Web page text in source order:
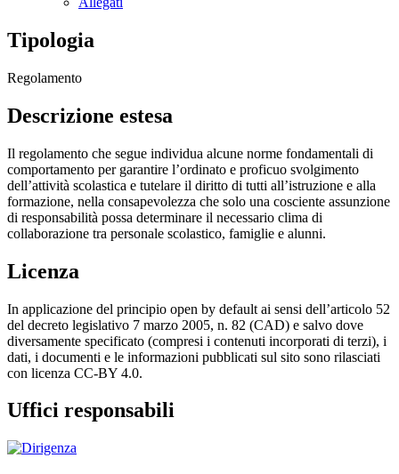
Tipologia
Regolamento
Descrizione estesa
Il regolamento che segue individua alcune norme fondamentali di
comportamento per garantire l’ordinato e proficuo svolgimento
dell’attività scolastica e tutelare il diritto di tutti all’istruzione e alla
formazione, nella consapevolezza che solo una cosciente assunzione
di responsabilità possa determinare il necessario clima di
collaborazione tra personale scolastico, famiglie e alunni.
Licenza
In applicazione del principio open by default ai sensi dell’articolo 52
del decreto legislativo 7 marzo 2005, n. 82 (CAD) e salvo dove
diversamente specificato (compresi i contenuti incorporati di terzi), i
dati, i documenti e le informazioni pubblicati sul sito sono rilasciati
con licenza CC-BY 4.0.
Uffici responsabili